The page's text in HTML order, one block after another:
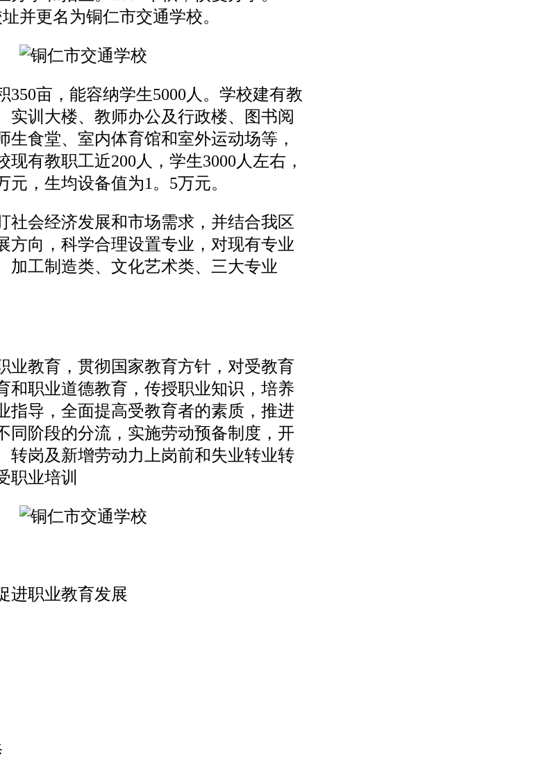
并更名为铜仁市交通学校。
350亩，能容纳学生5000人。学校建有教
实训大楼、教师办公及行政楼、图书阅
生食堂、室内体育馆和室外运动场等，
现有教职工近200人，学生3000人左右，
元，生均设备值为1。5万元。
社会经济发展和市场需求，并结合我区
方向，科学合理设置专业，对现有专业
加工制造类、文化艺术类、三大专业
业教育，贯彻国家教育方针，对受教育
和职业道德教育，传授职业知识，培养
指导，全面提高受教育者的素质，推进
同阶段的分流，实施劳动预备制度，开
转岗及新增劳动力上岗前和失业转业转
职业培训
进职业教育发展